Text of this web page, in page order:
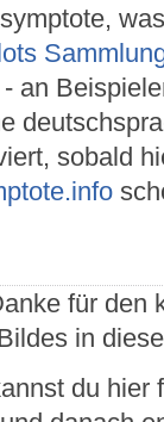
an
sobald
für den
in
du hier